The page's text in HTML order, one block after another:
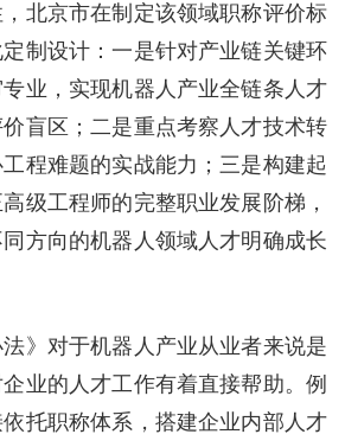
北京市在制定该领域职称评价标
制设计：一是针对产业链关键环
业，实现机器人产业全链条人才
盲区；二是重点考察人才技术转
程难题的实战能力；三是构建起
级工程师的完整职业发展阶梯，
方向的机器人领域人才明确成长
》对于机器人产业从业者来说是
业的人才工作有着直接帮助。例
托职称体系，搭建企业内部人才